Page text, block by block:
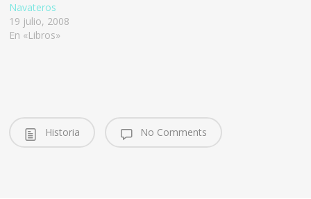
Navateros
19 julio, 2008
En «Libros»
Historia No Comments